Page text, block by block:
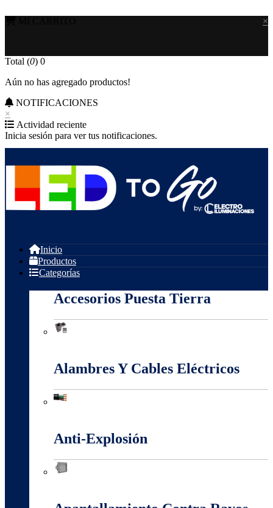
×
Total (0) 0
Aún no has agregado productos!
NOTIFICACIONES
×
Actividad reciente
Inicia sesión para ver tus notificaciones.
Inicio
Productos
Categorías
Accesorios Puesta Tierra
Alambres Y Cables Eléctricos
Anti-Explosión